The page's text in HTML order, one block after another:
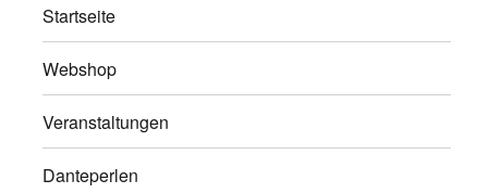
Startseite
Webshop
Veranstaltungen
Danteperlen